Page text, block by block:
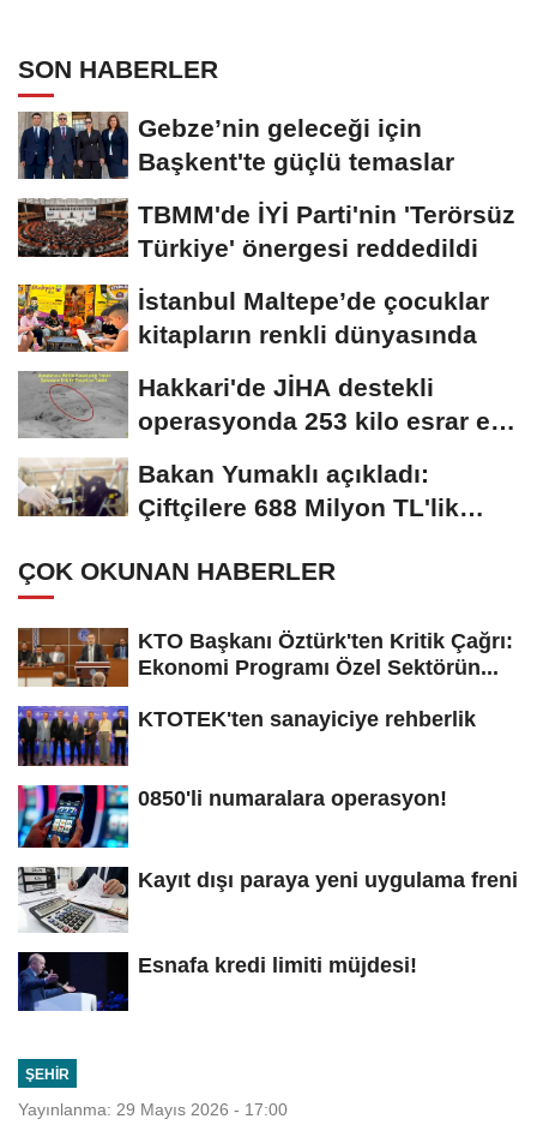
SON HABERLER
Gebze’nin geleceği için
Başkent'te güçlü temaslar
TBMM'de İYİ Parti'nin 'Terörsüz
Türkiye' önergesi reddedildi
İstanbul Maltepe’de çocuklar
kitapların renkli dünyasında
Hakkari'de JİHA destekli
operasyonda 253 kilo esrar ele
Bakan Yumaklı açıkladı:
Çiftçilere 688 Milyon TL'lik
ÇOK OKUNAN HABERLER
KTO Başkanı Öztürk'ten Kritik Çağrı:
Ekonomi Programı Özel Sektörün...
KTOTEK'ten sanayiciye rehberlik
0850'li numaralara operasyon!
Kayıt dışı paraya yeni uygulama freni
Esnafa kredi limiti müjdesi!
ŞEHIR
Yayınlanma: 29 Mayıs 2026 - 17:00